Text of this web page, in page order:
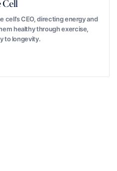
Cell
cell’s CEO, directing energy and
healthy through exercise,
to longevity.